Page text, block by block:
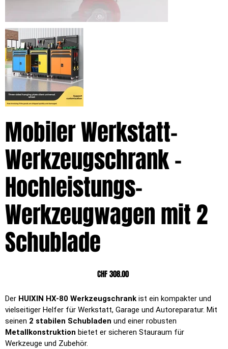
Mobiler Werkstatt-
Werkzeugschrank –
Hochleistungs-
Werkzeugwagen mit 2
Schublade
Preis
CHF 308.00
Der HUIXIN HX-80 Werkzeugschrank ist ein kompakter und
vielseitiger Helfer für Werkstatt, Garage und Autoreparatur. Mit
seinen 2 stabilen Schubladen und einer robusten
Metallkonstruktion bietet er sicheren Stauraum für
Werkzeuge und Zubehör.